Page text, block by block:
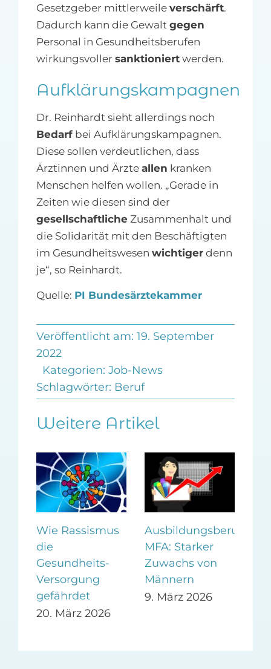
Gesetzgeber mittlerweile verschärft.
Dadurch kann die Gewalt gegen
Personal in Gesundheitsberufen
wirkungsvoller sanktioniertwerden.
Aufklärungskampagnen
Dr. Reinhardt sieht allerdings noch
Bedarfbei Aufklärungskampagnen.
Diese sollen verdeutlichen, dass
Ärztinnen und Ärzte allen kranken
Menschen helfen wollen. „Gerade in
Zeiten wie diesen sind der
gesellschaftlicheZusammenhalt und
die Solidarität mit den Beschäftigten
im Gesundheitswesen wichtigerdenn
je“, so Reinhardt.
Quelle: PI Bundesärztekammer
Veröffentlicht am: 19. September
2022
Kategorien: Job-News
Schlagwörter: Beruf
Weitere Artikel
Wie Rassismus
die
Gesundheits-
Versorgung
gefährdet
20. März 2026
Ausbildungsberuf
MFA: Starker
Zuwachs von
Männern
9. März 2026